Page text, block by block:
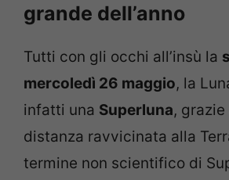
grande dell’anno
Tutti con gli occhi all’insù la
mercoledì 26 maggio, la
infatti una Superluna, grazie
distanza ravvicinata alla
termine non scientifico di